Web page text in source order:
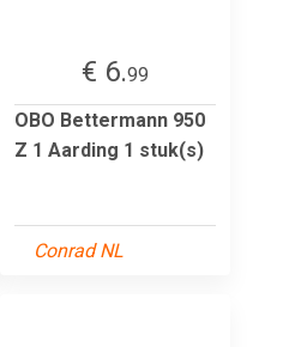
€ 6.99
OBO Bettermann 950
Z 1 Aarding 1 stuk(s)
Conrad NL